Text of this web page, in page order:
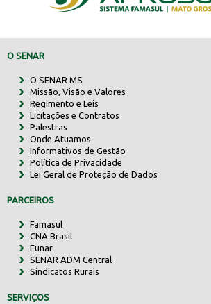
O SENAR
O SENAR MS
Missão, Visão e Valores
Regimento e Leis
Licitações e Contratos
Palestras
Onde Atuamos
Informativos de Gestão
Política de Privacidade
Lei Geral de Proteção de Dados
PARCEIROS
Famasul
CNA Brasil
Funar
SENAR ADM Central
Sindicatos Rurais
SERVIÇOS